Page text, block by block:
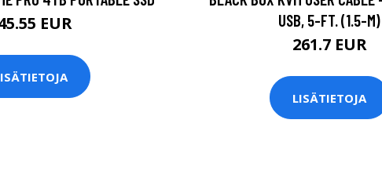
EUR
USB, 5-FT. (1.5-M)
261.7 EUR
LISÄTIETOJA